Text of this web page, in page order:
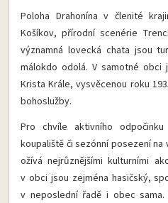
Poloha Drahonína v členité
Košíkov, přírodní scenérie
významná lovecká chata jsou
málokdo odolá. V samotné obci
Krista Krále, vysvěcenou roku
bohoslužby.
Pro chvíle aktivního
koupaliště či sezónní posezení
ožívá nejrůznějšími kulturními
v obci jsou zejména hasičský,
v neposlední řadě i obec